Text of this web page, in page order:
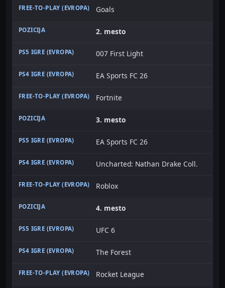
Goals
2. mesto
007 First Light
EA Sports FC 26
Fortnite
3. mesto
EA Sports FC 26
Uncharted: Nathan Drake Coll.
Roblox
4. mesto
UFC 6
The Forest
Rocket League